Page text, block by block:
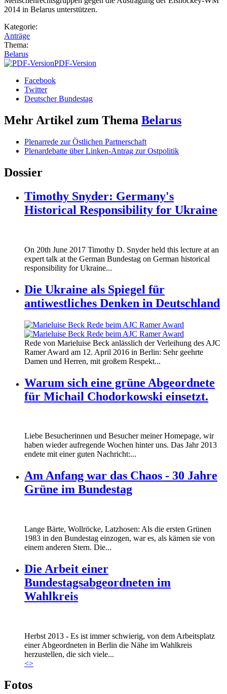
2014 in Belarus unterstützen.
Kategorie:
Anträge
Thema:
Belarus
PDF-Version
Facebook
Twitter
Deutscher Bundestag
Mehr Artikel zum Thema Belarus
Plenarrede zur Östlichen Partnerschaft
Plenardebatte über Linken-Antrag zur Ostpolitik
Dossier
Timothy Snyder: Germany's
Historical Responsibility for Ukraine
On 20th June 2017 Timothy D. Snyder held this lecture at an
expert talk at the German Bundestag on German historical
responsibility for Ukraine...
Die Ukraine als Spiegel für
antiwestliches Denken in Deutschland
160412_ramer_award.jpg
160412_ramer_award.jpg
Rede von Marieluise Beck anlässlich der Verleihung des AJC
Ramer Award am 12. April 2016 in Berlin: Sehr geehrte
Damen und Herren, mit großem Respekt...
Warum sich eine grüne Abgeordnete
für Michail Chodorkowski einsetzt.
Liebe Besucherinnen und Besucher meiner Homepage, wir
haben wieder aufregende Wochen hinter uns. Das Jahr 2013
endete mit einer guten Nachricht:...
Am Anfang war das Chaos - 30 Jahre
Grüne im Bundestag
Lange Bärte, Wollröcke, Latzhosen: Als die ersten Grünen
1983 in den Bundestag einzogen, war es, als kämen sie von
einem anderen Stern. Die...
Die Arbeit einer
Bundestagsabgeordneten im
Wahlkreis
Marie_und_Wahlkreis.jpg
Marie_und_Wahlkreis.jpg
Herbst 2013 - Es ist immer schwierig, von dem Arbeitsplatz
einer Abgeordneten in Berlin die Nähe im Wahlkreis
herzustellen, die sich viele...
<>
Fotos